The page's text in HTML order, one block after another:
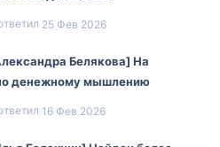
25 Фев 2026
Белякова] На
денежному мышлению
16 Фев 2026